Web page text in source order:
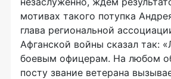
мотивах такого потупка
глава региональной
Афганской войны сказал так:
боевым офицерам. На любом
посту звание ветерана